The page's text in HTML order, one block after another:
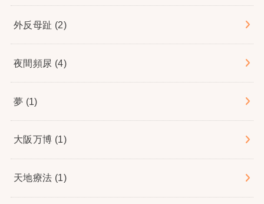
外反母趾 (2)
夜間頻尿 (4)
夢 (1)
大阪万博 (1)
天地療法 (1)